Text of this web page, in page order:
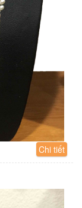
Chi tiết